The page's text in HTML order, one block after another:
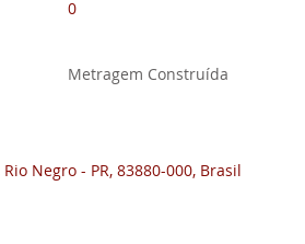
0
Metragem Construída
Negro - PR, 83880-000, Brasil